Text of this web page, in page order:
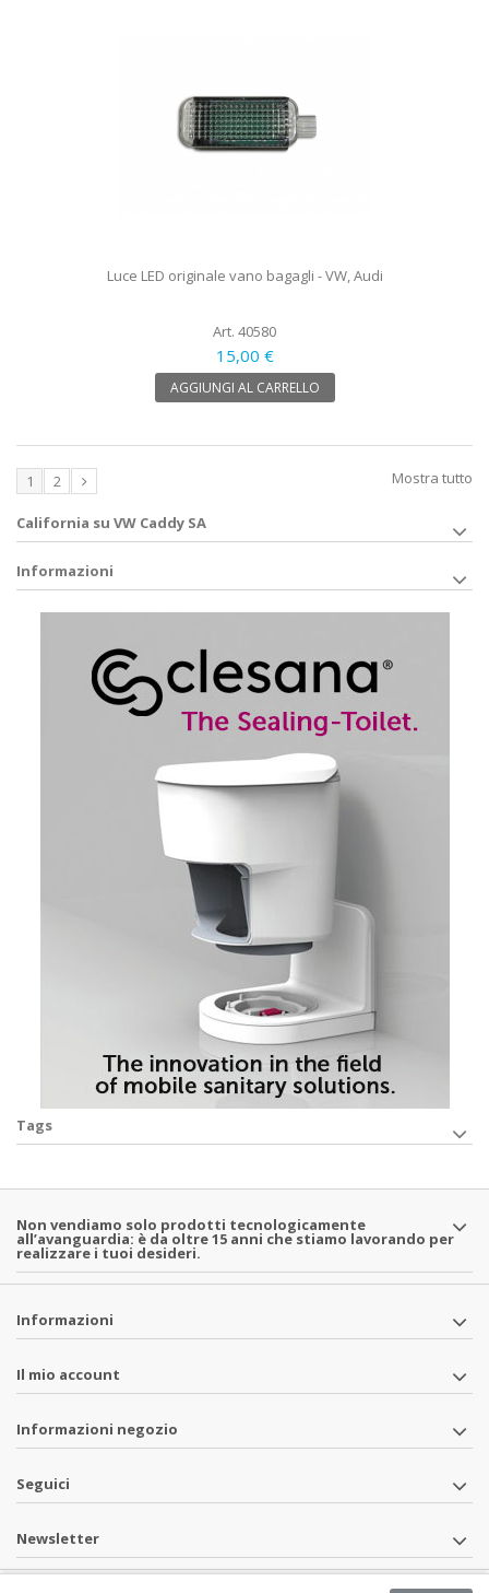
Luce LED originale vano bagagli - VW, Audi
Art. 40580
15,00 €
AGGIUNGI AL CARRELLO
Mostra tutto
1 2
California su VW Caddy SA
Informazioni
Tags
Non vendiamo solo prodotti tecnologicamente
all’avanguardia: è da oltre 15 anni che stiamo lavorando per
realizzare i tuoi desideri.
Informazioni
Il mio account
Informazioni negozio
Seguici
Newsletter